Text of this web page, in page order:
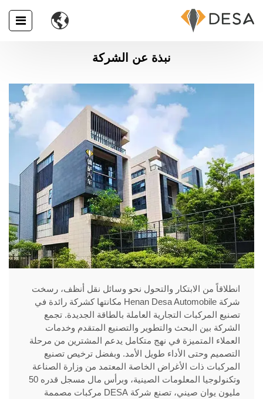

نبذة عن الشركة
انطلاقاً من الابتكار والتحول نحو وسائل نقل أنظف، رسخت
شركة Henan Desa Automobile مكانتها كشركة رائدة في
تصنيع المركبات التجارية العاملة بالطاقة الجديدة. تجمع
الشركة بين البحث والتطوير والتصنيع المتقدم وخدمات
العملاء المتميزة في نهج متكامل يدعم المشترين من مرحلة
التصميم وحتى الأداء طويل الأمد. وبفضل ترخيص تصنيع
المركبات ذات الأغراض الخاصة المعتمد من وزارة الصناعة
وتكنولوجيا المعلومات الصينية، وبرأس مال مسجل قدره 50
مليون يوان صيني، تصنع شركة DESA مركبات مصممة